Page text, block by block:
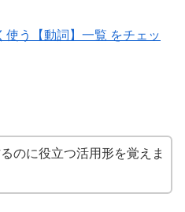
使う【動詞】一覧 をチェッ
のに役立つ活用形を覚えま